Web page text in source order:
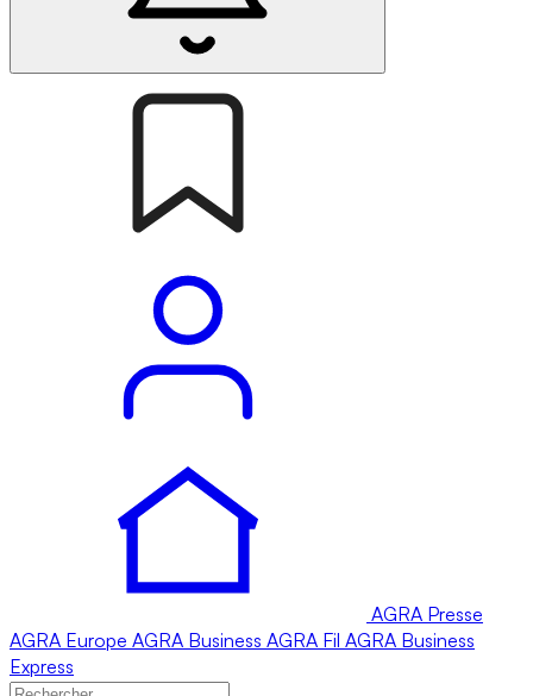
AGRA Presse
AGRA Europe AGRA Business AGRA Fil AGRA Business
Express